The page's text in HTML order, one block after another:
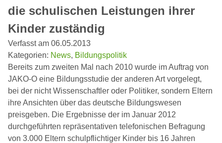
die schulischen Leistungen ihrer
Kinder zuständig
Verfasst am 06.05.2013
Kategorien: News, Bildungspolitik
Bereits zum zweiten Mal nach 2010 wurde im Auftrag von
JAKO-O eine Bildungsstudie der anderen Art vorgelegt,
bei der nicht Wissenschaftler oder Politiker, sondern Eltern
ihre Ansichten über das deutsche Bildungswesen
preisgeben. Die Ergebnisse der im Januar 2012
durchgeführten repräsentativen telefonischen Befragung
von 3.000 Eltern schulpflichtiger Kinder bis 16 Jahren